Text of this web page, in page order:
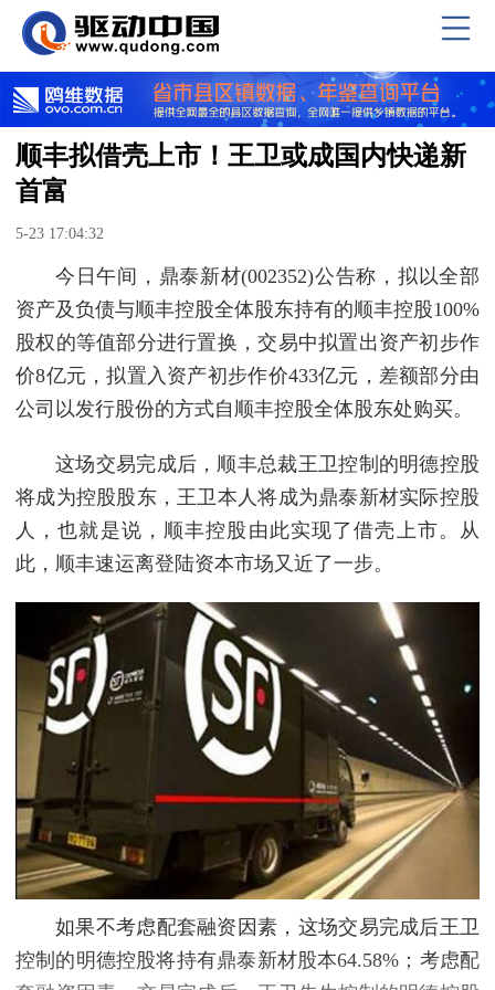
顺丰拟借壳上市！王卫或成国内快递新
首富
5-23 17:04:32
今日午间，鼎泰新材(002352)公告称，拟以全部
资产及负债与顺丰控股全体股东持有的顺丰控股100%
股权的等值部分进行置换，交易中拟置出资产初步作
价8亿元，拟置入资产初步作价433亿元，差额部分由
公司以发行股份的方式自顺丰控股全体股东处购买。
这场交易完成后，顺丰总裁王卫控制的明德控股
将成为控股股东，王卫本人将成为鼎泰新材实际控股
人，也就是说，顺丰控股由此实现了借壳上市。从
此，顺丰速运离登陆资本市场又近了一步。
如果不考虑配套融资因素，这场交易完成后王卫
控制的明德控股将持有鼎泰新材股本64.58%；考虑配